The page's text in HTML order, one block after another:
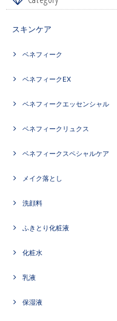
スキンケア
ベネフィーク
ベネフィークEX
ベネフィークエッセンシャル
ベネフィークリュクス
ベネフィークスペシャルケア
メイク落とし
洗顔料
ふきとり化粧液
化粧水
乳液
保湿液